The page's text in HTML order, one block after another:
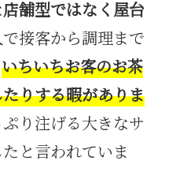
店舗型ではなく屋台
接客から調理まで
いちいちお客のお茶
りする暇がありま
り注げる大きなサ
と言われていま